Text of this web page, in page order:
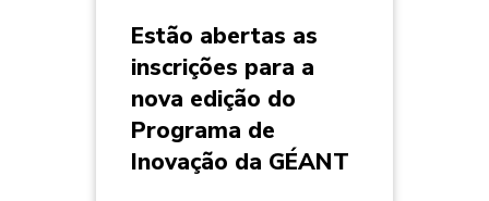
Estão abertas as
inscrições para a
nova edição do
Programa de
Inovação da GÉANT